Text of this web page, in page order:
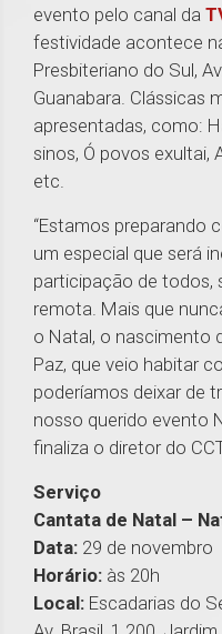
evento pelo canal da
festividade acontece
Presbiteriano do Sul,
Guanabara. Clássicas
apresentadas, como:
sinos, Ó povos exultai,
etc.
“Estamos preparando
um especial que será
participação de todos,
remota. Mais que
o Natal, o nascimento
Paz, que veio habitar
poderíamos deixar de
nosso querido evento
finaliza o diretor do
Serviço
Cantata de Natal –
Data: 29 de novembro
Horário: às 20h
Local: Escadarias do